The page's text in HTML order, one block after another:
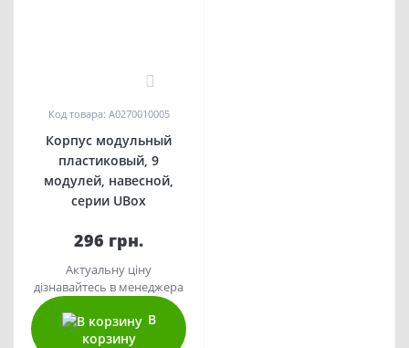
Код товара: A0270010005
Корпус модульный
пластиковый, 9
модулей, навесной,
серии UBox
296 грн.
Актуальну ціну
дізнавайтесь в менеджера
В
корзину